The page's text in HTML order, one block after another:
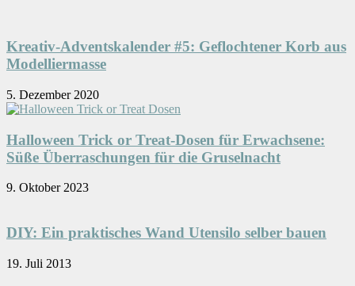
Kreativ-Adventskalender #5: Geflochtener Korb aus
Modelliermasse
5. Dezember 2020
Halloween Trick or Treat-Dosen für Erwachsene:
Süße Überraschungen für die Gruselnacht
9. Oktober 2023
DIY: Ein praktisches Wand Utensilo selber bauen
19. Juli 2013